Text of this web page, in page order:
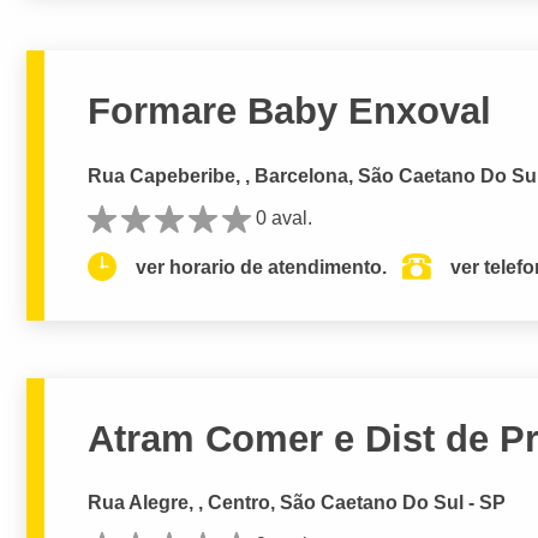
Formare Baby Enxoval
Rua Capeberibe, , Barcelona, São Caetano Do
0 aval.
ver horario de atendimento. ver
Atram Comer e Dist de
Rua Alegre, , Centro, São Caetano Do Sul - SP